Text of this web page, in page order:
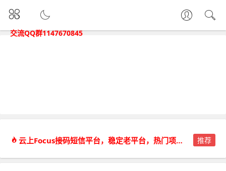
交流QQ群1147670845
云上Focus接码短信平台，稳定老平台，热门项目都能接。 推荐